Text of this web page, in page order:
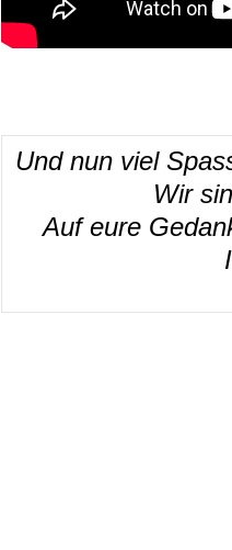
Und nun viel
Wir
Auf eure